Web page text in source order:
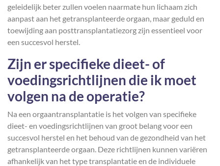
geleidelijk beter zullen voelen naarmate hun lichaam zich
aanpast aan het getransplanteerde orgaan, maar geduld en
toewijding aan posttransplantatiezorg zijn essentieel voor
een succesvol herstel.
Zijn er specifieke dieet- of
voedingsrichtlijnen die ik moet
volgen na de operatie?
Na een orgaantransplantatie is het volgen van specifieke
dieet- en voedingsrichtlijnen van groot belang voor een
succesvol herstel en het behoud van de gezondheid van het
getransplanteerde orgaan. Deze richtlijnen kunnen variëren
afhankelijk van het type transplantatie en de individuele